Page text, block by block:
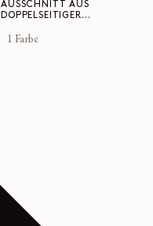
AUSSCHNITT AUS
DOPPELSEITIGER
1 Farbe